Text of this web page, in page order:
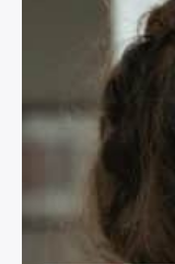
Déco & Maison
Amour